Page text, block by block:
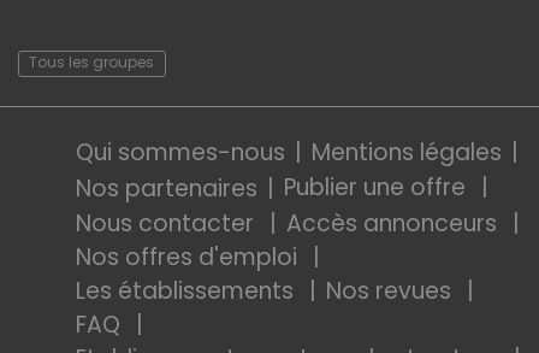
Tous les groupes
Qui sommes-nous
Mentions légales
Nos partenaires
Publier une offre
Nous contacter
Accès annonceurs
Nos offres d'emploi
Les établissements
Nos revues
FAQ